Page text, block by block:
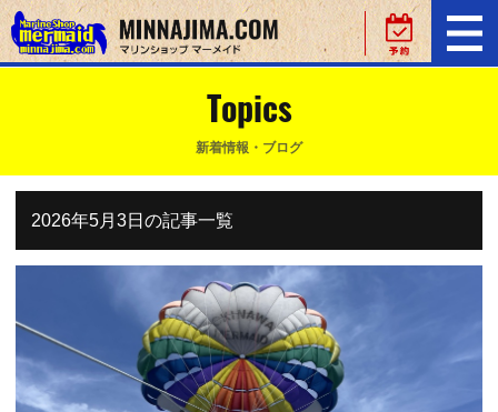
Topics
新着情報・ブログ
2026年5月3日の記事一覧